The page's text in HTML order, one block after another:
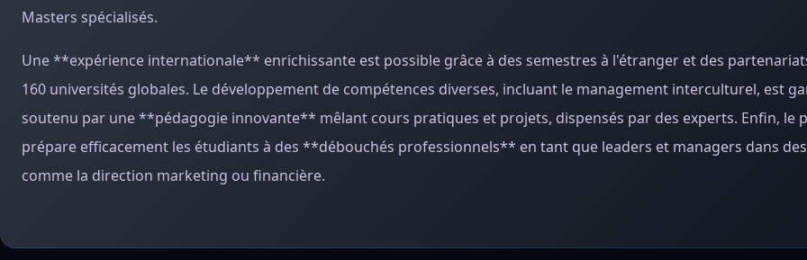
Masters spécialisés.
Une **expérience internationale** enrichissante est possible grâce à des semestres à l'étranger et des
160 universités globales. Le développement de compétences diverses, incluant le management interculturel, est
soutenu par une **pédagogie innovante** mêlant cours pratiques et projets, dispensés par des experts. Enfin, le
prépare efficacement les étudiants à des **débouchés professionnels** en tant que leaders et managers dans
comme la direction marketing ou financière.